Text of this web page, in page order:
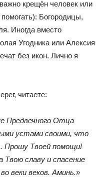
крещён человек или
Богородицы,
Иногда вместо
Угодника или Алексия
без икон. Лично я
читаете:
Предвечного Отца
устами своими, что
Прошу Твоей помощи!
Твою славу и спасение
веки веков. Аминь.»